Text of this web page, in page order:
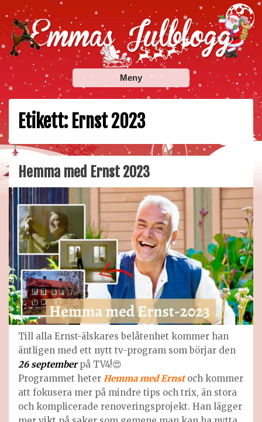
Skip
to
content
Emmas Julblogg
Julbloggar om julnyheter, julklappstips, julkalendrar,
adventskalendrar , julpyssel och julrecept!
Meny
Etikett: Ernst 2023
Hemma med Ernst 2023
Till alla Ernst-älskares belåtenhet kommer han
äntligen med ett nytt tv-program som börjar den
26 september på TV4!😍
Programmet heter Hemma med Ernst och kommer
att fokusera mer på mindre tips och trix, än stora
och komplicerade renoveringsprojekt. Han lägger